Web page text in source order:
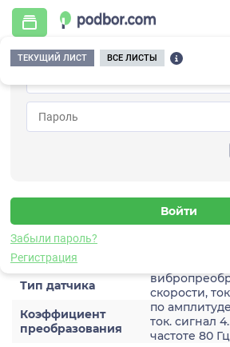
Забыли пароль?
Регистрация
ТЕКУЩИЙ ЛИСТ ВСЕ ЛИСТЫ
Главная / Контрольно-измерительные приборы
Виброскорости / 2A202TA-
Датчик виброскороости
Характеристики
Тип датчика
скорости,
Коэффициент
преобразования
по
ток. сигнал
частоте 80